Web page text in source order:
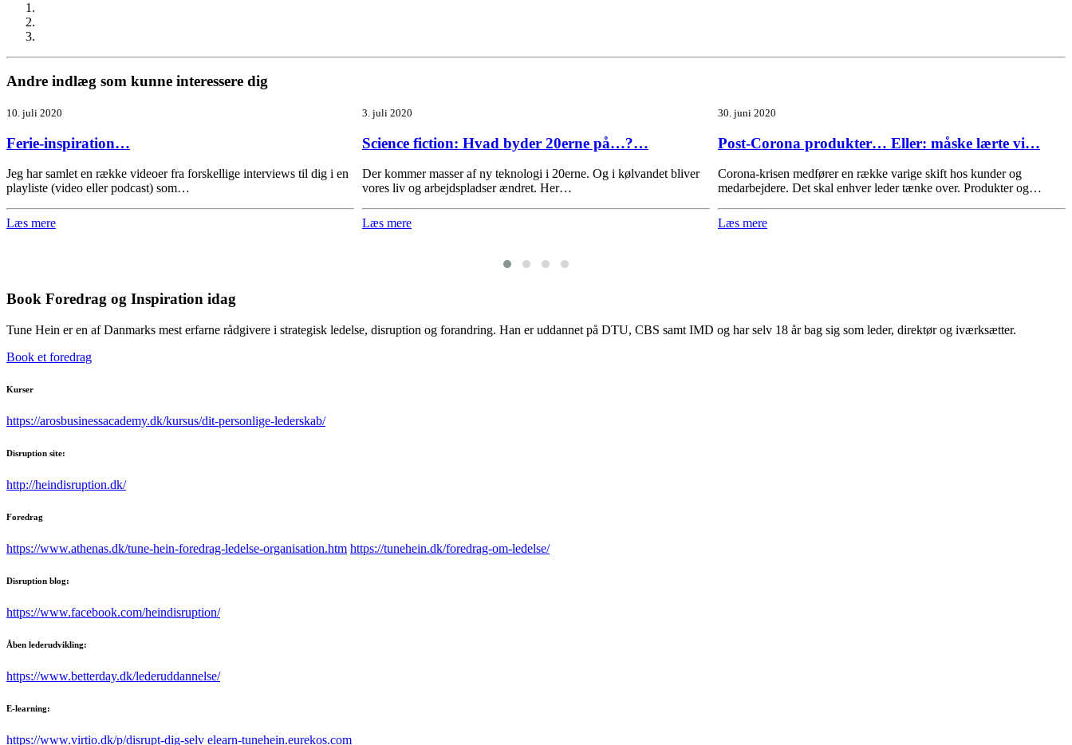
Andre indlæg som kunne interessere dig
10. juli 2020
Ferie-inspiration…
Jeg har samlet en række videoer fra forskellige interviews til dig i en
playliste (video eller podcast) som…
Læs mere
3. juli 2020
Science fiction: Hvad byder 20erne på…?…
Der kommer masser af ny teknologi i 20erne. Og i kølvandet bliver
vores liv og arbejdspladser ændret. Her…
Læs mere
30. juni 2020
Post-Corona produkter… Eller: måske lærte vi…
Corona-krisen medfører en række varige skift hos kunder og
medarbejdere. Det skal enhver leder tænke over. Produkter og…
Læs mere
Book Foredrag og Inspiration idag
Tune Hein er en af Danmarks mest erfarne rådgivere i strategisk ledelse, disruption og forandring. Han er uddannet på DTU, CBS samt IMD og har selv 18 år bag sig som leder, direktør og iværksætter.
Book et foredrag
Kurser
https://arosbusinessacademy.dk/kursus/dit-personlige-lederskab/
Disruption site:
http://heindisruption.dk/
Foredrag
https://www.athenas.dk/tune-hein-foredrag-ledelse-organisation.htm https://tunehein.dk/foredrag-om-ledelse/
Disruption blog:
https://www.facebook.com/heindisruption/
Åben lederudvikling:
https://www.betterday.dk/lederuddannelse/
E-learning:
https://www.virtio.dk/p/disrupt-dig-selv elearn-tunehein.eurekos.com